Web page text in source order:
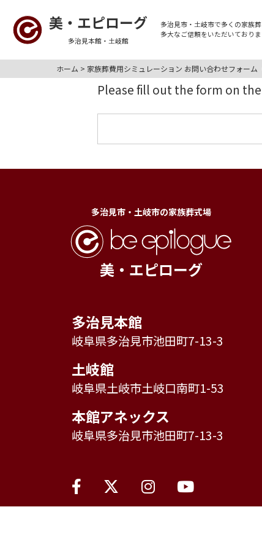
美・エピローグ
多治見本館・土岐館
多治見市・土岐市で多くの家族葬
多大なご信頼をいただいておりま
ホーム > 家族葬費用シミュレーション お問い合わせフォーム
Please fill out the form on
多治見市・土岐市の家族葬式場
美・エピローグ
多治見本館
岐阜県多治見市池田町7-13-3
土岐館
岐阜県土岐市土岐口南町1-53
本館アネックス
岐阜県多治見市池田町7-13-3